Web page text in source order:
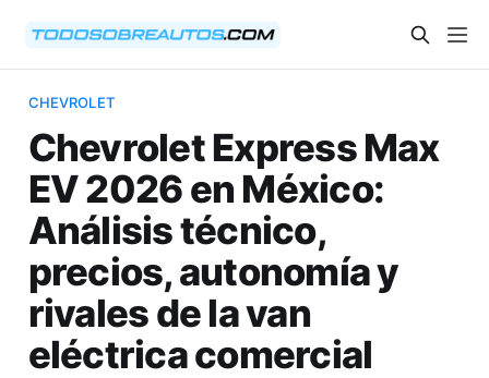
CHEVROLET
Chevrolet Express Max
EV 2026 en México:
Análisis técnico,
precios, autonomía y
rivales de la van
eléctrica comercial